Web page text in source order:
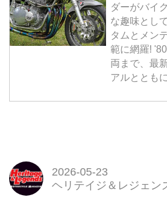
ダーがバイ
な趣味とし
タムとメン
範に網羅!
両まで、最
アルととも
2026-05-23
ヘリテイジ＆レジェン